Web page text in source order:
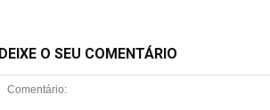
DEIXE O SEU COMENTÁRIO